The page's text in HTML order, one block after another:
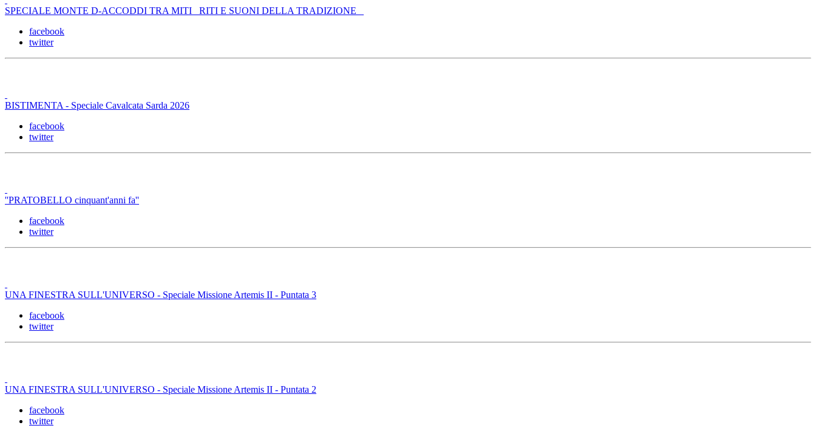
SPECIALE MONTE D-ACCODDI TRA MITI _RITI E SUONI DELLA TRADIZIONE _
facebook
twitter
BISTIMENTA - Speciale Cavalcata Sarda 2026
facebook
twitter
''PRATOBELLO cinquant'anni fa''
facebook
twitter
UNA FINESTRA SULL'UNIVERSO - Speciale Missione Artemis II - Puntata 3
facebook
twitter
UNA FINESTRA SULL'UNIVERSO - Speciale Missione Artemis II - Puntata 2
facebook
twitter